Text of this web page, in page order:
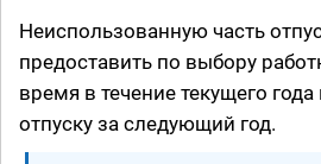
Неиспользованную часть
предоставить по выбору
время в течение текущего
отпуску за следующий год.